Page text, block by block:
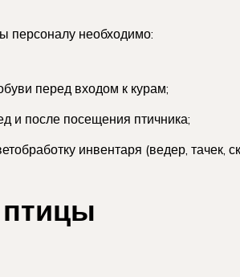
персоналу необходимо:
перед входом к курам;
и после посещения птичника;
инвентаря (ведер, тачек,